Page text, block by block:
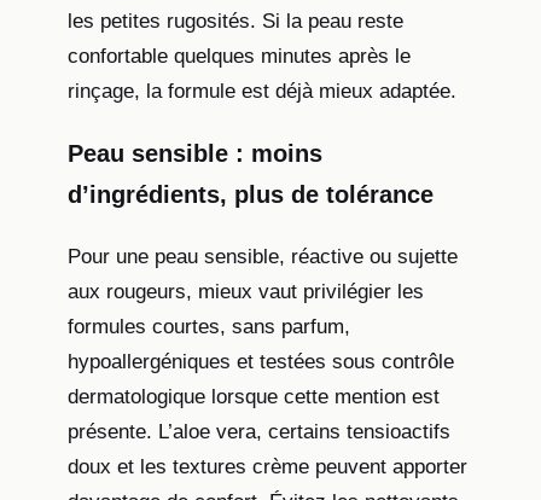
les petites rugosités. Si la peau reste
confortable quelques minutes après le
rinçage, la formule est déjà mieux adaptée.
Peau sensible : moins
d’ingrédients, plus de tolérance
Pour une peau sensible, réactive ou sujette
aux rougeurs, mieux vaut privilégier les
formules courtes, sans parfum,
hypoallergéniques et testées sous contrôle
dermatologique lorsque cette mention est
présente. L’aloe vera, certains tensioactifs
doux et les textures crème peuvent apporter